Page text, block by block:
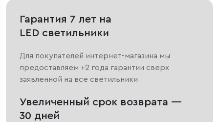
Гарантия 7 лет на
LED светильники
Для покупателей интернет-магазина мы
предоставляем +2 года гарантии сверх
заявленной на все светильники
Увеличенный срок возврата —
30 дней